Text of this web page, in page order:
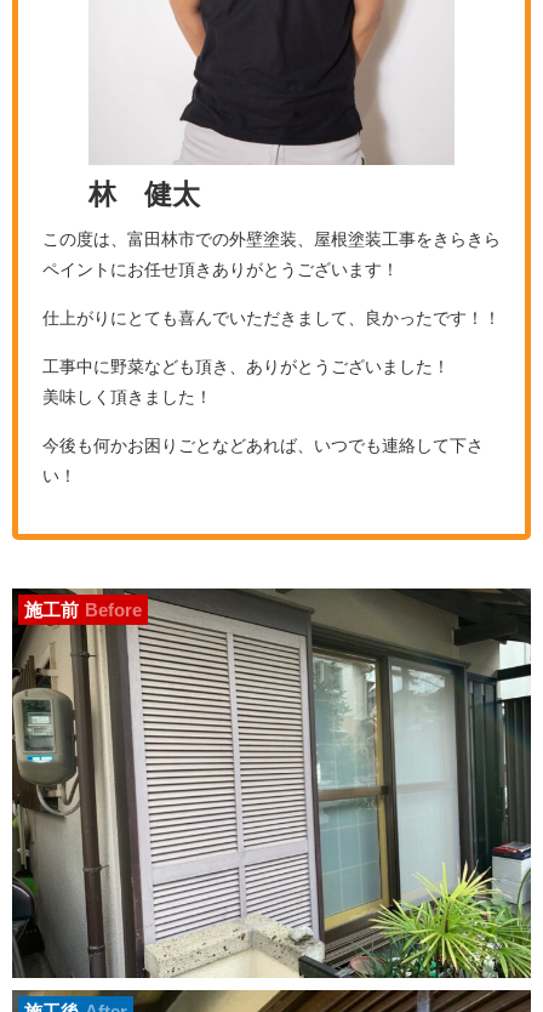
林 健太
この度は、富田林市での外壁塗装、屋根塗装工事をきらきら
ペイントにお任せ頂きありがとうございます！
仕上がりにとても喜んでいただきまして、良かったです！！
工事中に野菜なども頂き、ありがとうございました！
美味しく頂きました！
今後も何かお困りごとなどあれば、いつでも連絡して下さ
い！
施工前 Before